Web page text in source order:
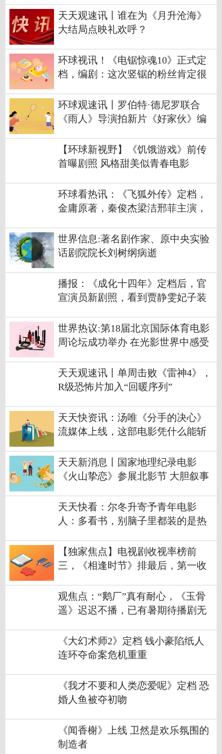
天天观速讯丨谁在为《月升沧海》
大结局点映礼欢呼？
环球视讯！《电锯惊魂10》正式定
档，编剧：这次竖锯的粉丝肯定很
环球观速讯丨罗伯特·德尼罗联合
《雨人》导演拍新片《好家伙》编
【环球新视野】《饥饿游戏》前传
首曝剧照 风格甜美似青春电影
环球看热讯：《飞狐外传》定档，
金庸原著，秦俊杰梁洁邢菲主演，
世界信息:著名剧作家、原中央实验
话剧院院长刘树纲病逝
播报：《成化十四年》定档后，官
宣演员新剧照，看到贾静雯妃子装
世界热议:第18届北京国际体育电影
周论坛成功举办 在光影世界中感受
天天观速讯丨单周击败《雷神4》，
R级恐怖片加入“回暖序列”
天天快资讯：汤唯《分手的决心》
流媒体上线，这部电影凭什么能斩
天天新消息丨国家地理纪录电影
《火山挚恋》参展北影节 大胆叙事
梦
天天快看：尔冬升寄予青年电影
人：多看书，别脑子里都装的是热
【独家焦点】电视剧收视率榜前
三，《相逢时节》排最后，第一收
观焦点：“鹅厂”真有耐心，《玉骨
遥》迟迟不播，已有暑期待播剧无
《大幻术师2》定档 钱小豪陷纸人
连环夺命案危机重重
《我才不要和人类恋爱呢》定档 恐
婚人鱼被夺初吻
《闻香榭》上线 卫然是欢乐氛围的
制造者